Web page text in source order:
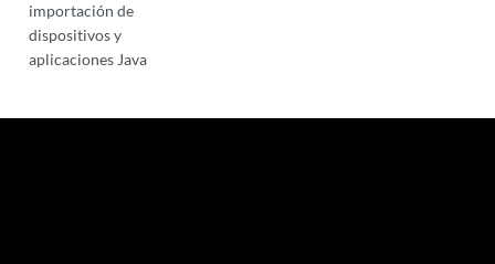
importación de
dispositivos y
aplicaciones Java